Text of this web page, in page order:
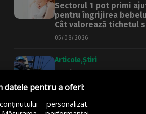
Sectorul 1 pot primi
pentru îngrijirea
Cât valorează tichetul
05/08/2026
Articole Știri
Noi întreruperi de
București, Ilfov și
Rețele Electrice
transmite lista
datele pentru a oferi:
personalizat.